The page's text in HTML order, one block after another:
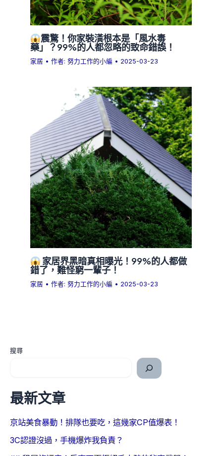
震驚！你家裝潢根本是「風水毒
藥」？99%的人都忽略的致命錯誤！
家居 • 作者:努力工作的小編 • 2025-03-23
家居界黑暗真相曝光！99%的人都做
錯了，難怪窮一輩子！
家居 • 作者:努力工作的小編 • 2025-03-23
搜尋
最新文章
京站美食暴動！排隊也要吃，這幾家CP值爆表！
3C認證沒過，手機爆炸我負責？